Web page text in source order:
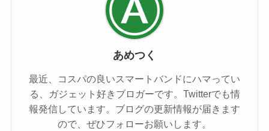
あめつく
最近、コスパの良いスマートバンドにハマってい
る、ガジェット好きブロガーです。Twitterでも情
報発信しています。ブログの更新情報が届きます
ので、ぜひフォローお願いします。